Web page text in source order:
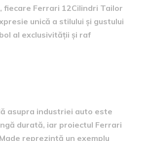
fiecare Ferrari 12Cilindri Tailor
unică a stilului și gustului
al exclusivității și raf
asupra industriei auto este
durată, iar proiectul Ferrari
reprezintă un exemplu